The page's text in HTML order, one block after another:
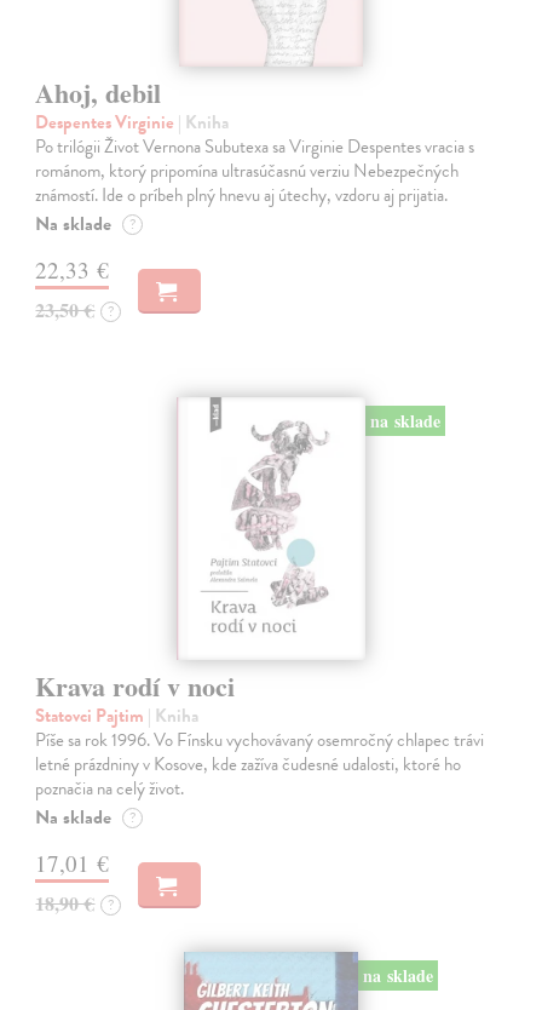
Ahoj, debil
Despentes Virginie | Kniha
Po trilógii Život Vernona Subutexa sa Virginie Despentes vracia s
románom, ktorý pripomína ultrasúčasnú verziu Nebezpečných
známostí. Ide o príbeh plný hnevu aj útechy, vzdoru aj prijatia.
Na sklade ?
22,33 €
23,50 € ?
na sklade
Krava rodí v noci
Statovci Pajtim | Kniha
Píše sa rok 1996. Vo Fínsku vychovávaný osemročný chlapec trávi
letné prázdniny v Kosove, kde zažíva čudesné udalosti, ktoré ho
poznačia na celý život.
Na sklade ?
17,01 €
18,90 € ?
na sklade